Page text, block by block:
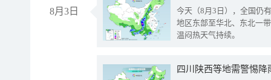
8月3日
今天（8月3日），全国仍
地区东部至华北、东北一
温闷热天气持续。